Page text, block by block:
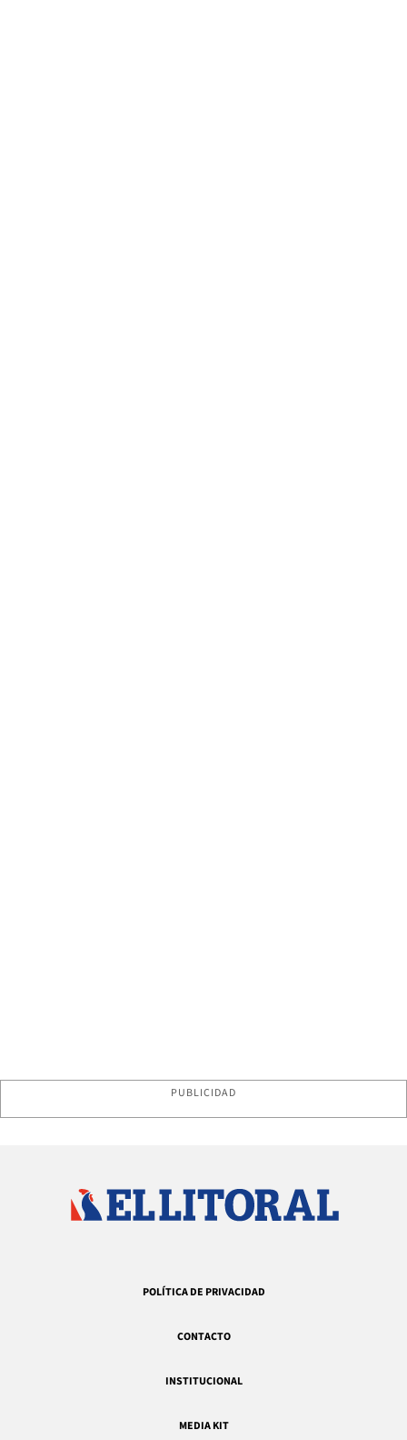
PUBLICIDAD
POLÍTICA DE PRIVACIDAD
CONTACTO
INSTITUCIONAL
MEDIA KIT